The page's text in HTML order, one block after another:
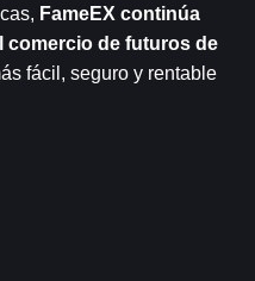
FameEX continúa
comercio de futuros de
fácil, seguro y rentable